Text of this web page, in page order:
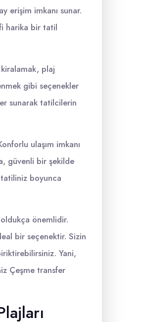
erişim imkanı sunar.
harika bir tatil
plaj
gibi seçenekler
sunarak tatilcilerin
ulaşım imkanı
güvenli bir şekilde
boyunca
önemlidir.
bir seçenektir. Sizin
Yani,
Çeşme transfer